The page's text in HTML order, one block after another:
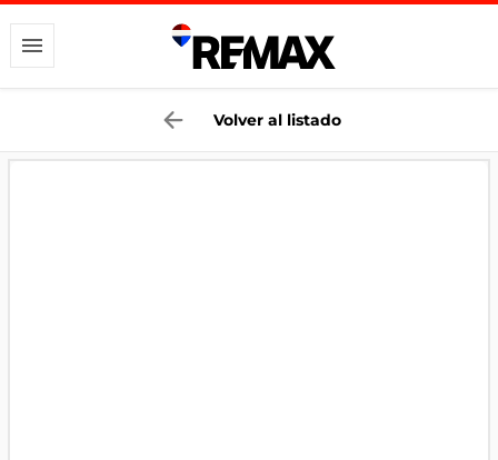
Volver al listado